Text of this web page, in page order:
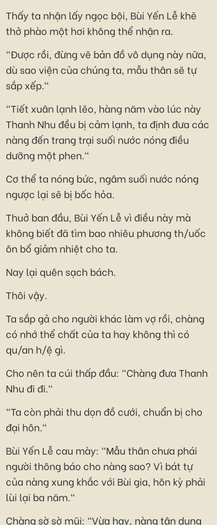
Thấy ta nhận lấy ngọc bội, Bùi Yến Lễ khẽ
thở phào một hơi không thể nhận ra.
"Được rồi, đừng vẽ bản đồ vô dụng này nữa,
dù sao viện của chúng ta, mẫu thân sẽ tự
sắp xếp."
"Tiết xuân lạnh lẽo, hàng năm vào lúc này
Thanh Nhu đều bị cảm lạnh, ta định đưa các
nàng đến trang trại suối nước nóng điều
dưỡng một phen."
Cơ thể ta nóng bức, ngâm suối nước nóng
ngược lại sẽ bị bốc hỏa.
Thuở ban đầu, Bùi Yến Lễ vì điều này mà
không biết đã tìm bao nhiêu phương th/uốc
ôn bổ giảm nhiệt cho ta.
Nay lại quên sạch bách.
Thôi vậy.
Ta sắp gả cho người khác làm vợ rồi, chàng
có nhớ thể chất của ta hay không thì có
qu/an h/ệ gì.
Cho nên ta cúi thấp đầu: "Chàng đưa Thanh
Nhu đi đi."
"Ta còn phải thu dọn đồ cưới, chuẩn bị cho
đại hôn."
Bùi Yến Lễ cau mày: "Mẫu thân chưa phái
người thông báo cho nàng sao? Vì bát tự
của nàng xung khắc với Bùi gia, hôn kỳ phải
lùi lại ba năm."
Chàng sờ sờ mũi: "Vừa hay, nàng tận dụng